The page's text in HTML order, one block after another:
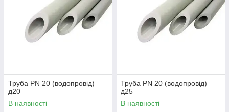
Труба PN 20 (водопровід)
д20
В наявності
Труба PN 20 (водопровід)
д25
В наявності